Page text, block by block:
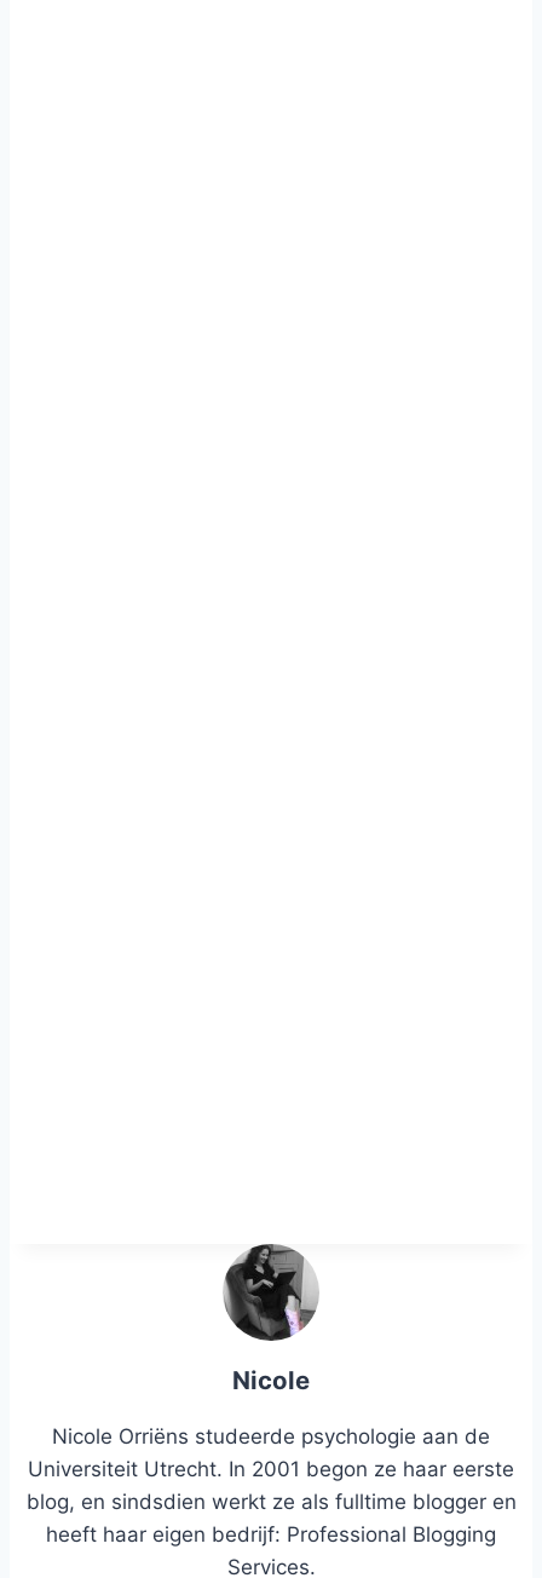
Nicole
Nicole Orriëns studeerde psychologie aan de
Universiteit Utrecht. In 2001 begon ze haar eerste
blog, en sindsdien werkt ze als fulltime blogger en
heeft haar eigen bedrijf: Professional Blogging
Services.